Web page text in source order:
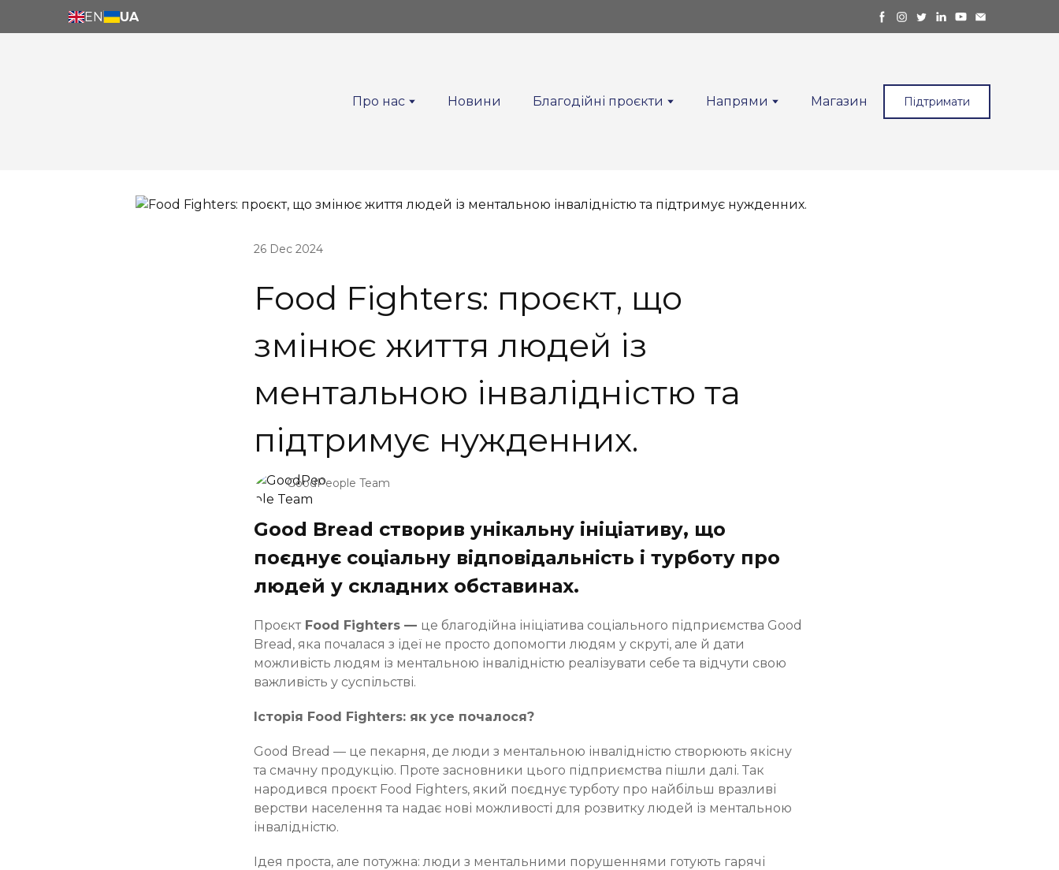
EN UA
Про нас Новини Благодійні проєкти Напрями Магазин Підтримати
26 Dec 2024
Food Fighters: проєкт, що
змінює життя людей із
ментальною інвалідністю та
підтримує нужденних.
GoodPeople Team
Good Bread створив унікальну ініціативу, що
поєднує соціальну відповідальність і турботу про
людей у складних обставинах.
ПроєктFood Fighters — це благодійна ініціатива соціального підприємства Good
Bread, яка почалася з ідеї не просто допомогти людям у скруті, але й дати
можливість людям із ментальною інвалідністю реалізувати себе та відчути свою
важливість у суспільстві.
Історія Food Fighters: як усе почалося?
Good Bread — це пекарня, де люди з ментальною інвалідністю створюють якісну
та смачну продукцію. Проте засновники цього підприємства пішли далі. Так
народився проєкт Food Fighters, який поєднує турботу про найбільш вразливі
верстви населення та надає нові можливості для розвитку людей із ментальною
інвалідністю.
Ідея проста, але потужна: люди з ментальними порушеннями готують гарячі